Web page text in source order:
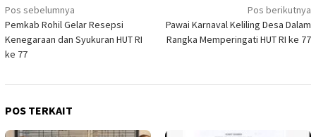
Navigasi
pos
Pos sebelumnya
Pemkab Rohil Gelar Resepsi
Kenegaraan dan Syukuran HUT RI
ke 77
Pos berikutnya
Pawai Karnaval Keliling Desa Dalam
Rangka Memperingati HUT RI ke 77
POS TERKAIT